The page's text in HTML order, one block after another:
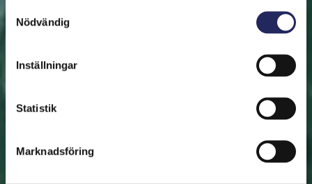
Nödvändig
Inställningar
Statistik
Marknadsföring
Hjälp oss att rädda Östersjön. Du kan också ge den
räddade biten som en present. En bit av Östersjön är